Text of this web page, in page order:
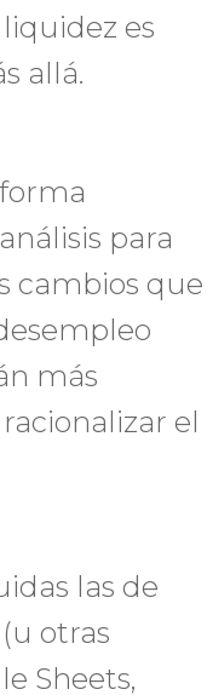
es
allá.
para
cambios que
más
el
las de
otras
Sheets,